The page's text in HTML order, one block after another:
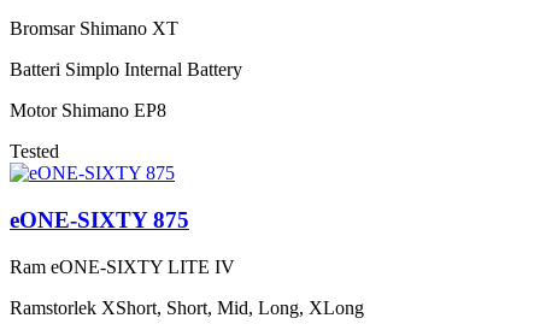
Bromsar Shimano XT
Batteri Simplo Internal Battery
Motor Shimano EP8
Tested
eONE-SIXTY 875
Ram eONE-SIXTY LITE IV
Ramstorlek XShort, Short, Mid, Long, XLong